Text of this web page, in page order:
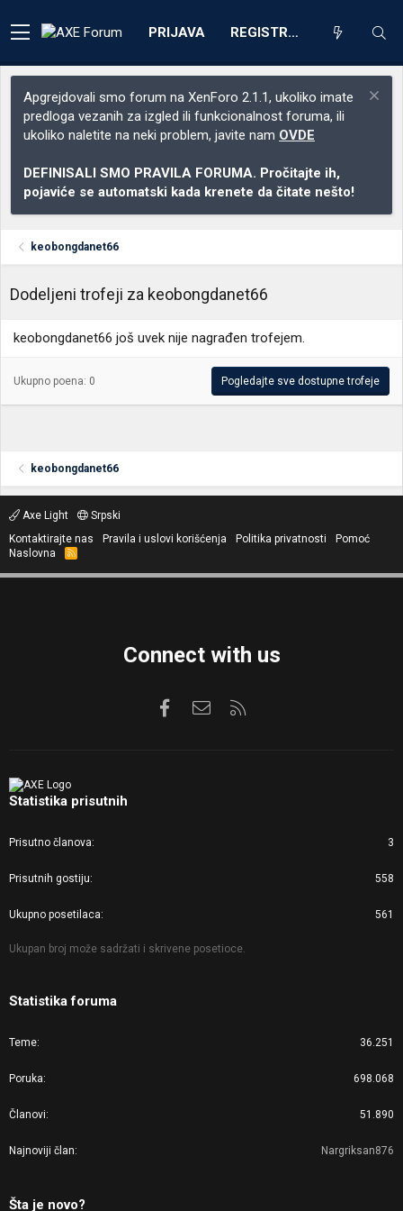
PRIJAVA REGISTRACIJA
Apgrejdovali smo forum na XenForo 2.1.1, ukoliko imate
predloga vezanih za izgled ili funkcionalnost foruma, ili
ukoliko naletite na neki problem, javite nam OVDE
DEFINISALI SMO PRAVILA FORUMA. Pročitajte ih,
pojaviće se automatski kada krenete da čitate nešto!
keobongdanet66
Dodeljeni trofeji za keobongdanet66
keobongdanet66 još uvek nije nagrađen trofejem.
Ukupno poena: 0 Pogledajte sve dostupne trofeje
keobongdanet66
Axe Light
Srpski
Kontaktirajte nas
Pravila i uslovi korišćenja Politika privatnosti
Pomoć
Naslovna
R
S
Connect with us
FacebookKontaktirajte nas
Statistika prisutnih
Prisutno članova 3
Prisutnih gostiju 558
Ukupno posetilaca 561
Ukupan broj može sadržati i skrivene posetioce.
Statistika foruma
Teme 36.251
Poruka 698.068
Članovi 51.890
Najnoviji član Nargriksan876
Šta je novo?